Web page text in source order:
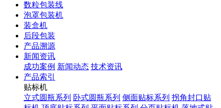
数粒包装线
泡罩包装机
装盒机
后段包装
产品溯源
新闻资讯
成功案例 新闻动态 技术资讯
产品索引
贴标机
立式圆瓶系列 卧式圆瓶系列 侧面贴标系列 拐角封口贴